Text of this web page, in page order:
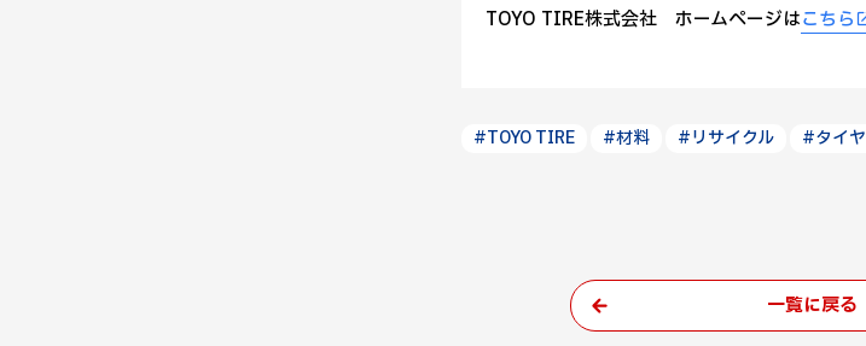
TOYO TIRE株式会社 ホームページはこちら
#TOYO TIRE #材料 #リサイクル #タイヤ
一覧に戻る